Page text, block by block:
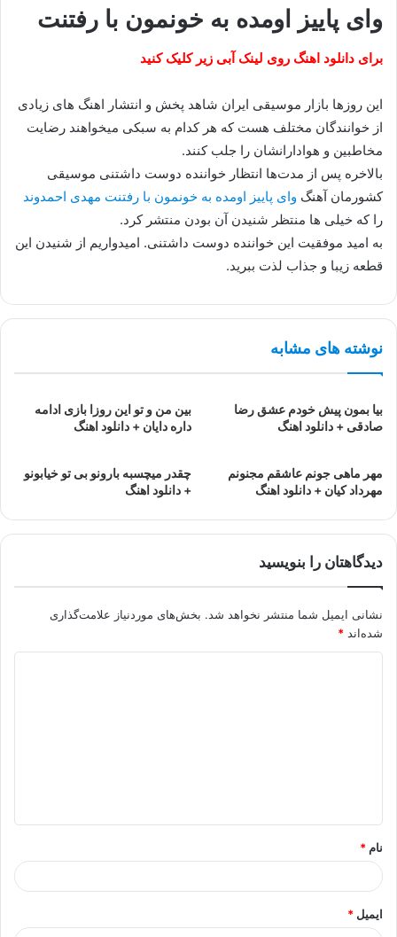
وای پاییز اومده به خونمون با رفتنت
برای دانلود اهنگ روی لینک آبی زیر کلیک کنید
این روزها بازار موسیقی ایران شاهد پخش و انتشار اهنگ های زیادی
از خوانندگان مختلف هست که هر کدام به سبکی میخواهند رضایت
مخاطبین و هوادارانشان را جلب کنند.
بالاخره پس از مدت‌ها انتظار خواننده دوست داشتنی موسیقی
کشورمان آهنگ وای پاییز اومده به خونمون با رفتنت مهدی احمدوند
را که خیلی ها منتظر شنیدن آن بودن منتشر کرد.
به امید موفقیت این خواننده دوست داشتنی. امیدواریم از شنیدن این
قطعه زیبا و جذاب لذت ببرید.
نوشته های مشابه
بیا بمون پیش خودم عشق رضا
صادقی + دانلود اهنگ
بین من و تو این روزا بازی ادامه
داره دایان + دانلود اهنگ
مهر ماهی جونم عاشقم مجنونم
مهرداد کیان + دانلود اهنگ
چقدر میچسبه بارونو بی تو خیابونو
+ دانلود اهنگ
دیدگاهتان را بنویسید
نشانی ایمیل شما منتشر نخواهد شد. بخش‌های موردنیاز علامت‌گذاری
شده‌اند *
*
نام *
ایمیل *